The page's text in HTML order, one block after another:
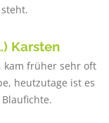
Karsten
kam früher sehr oft
heutzutage ist es